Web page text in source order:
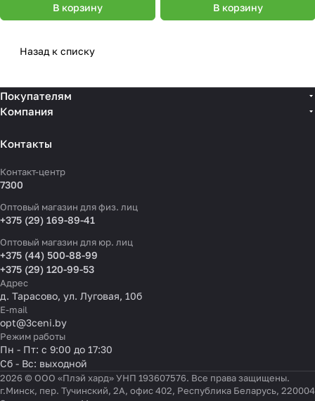
В корзину В корзину
Назад к списку
Покупателям
Компания
Контакты
Контакт-центр
7300
Оптовый магазин для физ. лиц
+375 (29) 169-89-41
Оптовый магазин для юр. лиц
+375 (44) 500-88-99
+375 (29) 120-99-53
Адрес
д. Тарасово, ул. Луговая, 10б
E-mail
opt@3ceni.by
Режим работы
Пн - Пт: с 9:00 до 17:30
Сб - Вс: выходной
2026 © ООО «Плэй хард» УНП 193607576. Все права защищены.
г.Минск, пер. Тучинский, 2А, офис 402, Республика Беларусь, 220004